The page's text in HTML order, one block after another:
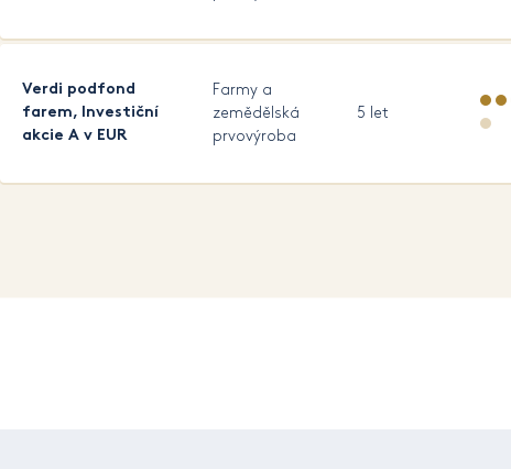
Verdi podfond
farem, Investiční
akcie A v EUR
Farmy a
zemědělská
prvovýroba
5 let